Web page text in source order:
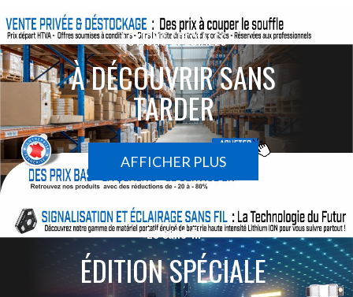
ACTIONS SPÉCIALES
À DÉCOUVRIR SANS
TARDER
AFFICHER PLUS
Le sans-fil
ÉDITION SPÉCIALE